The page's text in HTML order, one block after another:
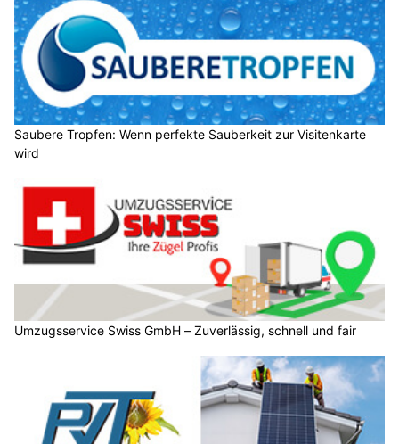
Saubere Tropfen: Wenn perfekte Sauberkeit zur Visitenkarte
wird
Umzugsservice Swiss GmbH – Zuverlässig, schnell und fair